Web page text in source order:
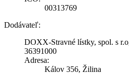
00313769
Dodávateľ:
DOXX-Stravné lístky, spol. s
36391000
Adresa:
Kálov 356, Žilina